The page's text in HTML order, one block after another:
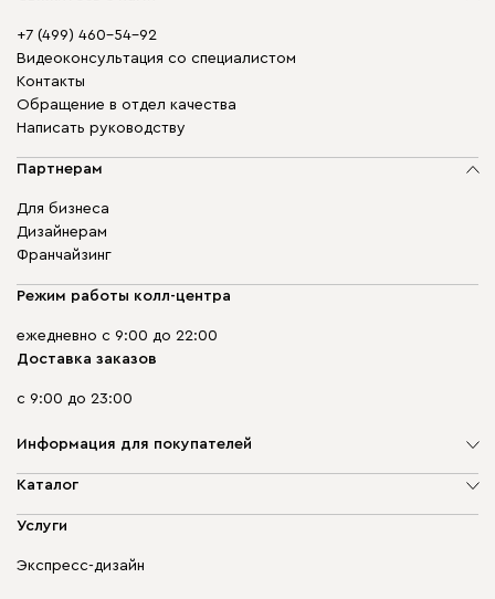
+7 (499) 460-54-92
Видеоконсультация со специалистом
Контакты
Обращение в отдел качества
Написать руководству
Партнерам
Для бизнеса
Дизайнерам
Франчайзинг
Режим работы колл-центра
ежедневно с 9:00 до 22:00
Доставка заказов
с 9:00 до 23:00
Информация для покупателей
О компании
Доставка и оплата
диван.клуб
Каталог
Мягкая мебель
Бескаркасная мебель
Услуги
Экспресс-дизайн